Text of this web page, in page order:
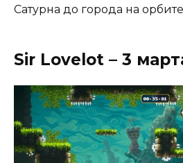
Сатурна до города на
Sir Lovelot – 3